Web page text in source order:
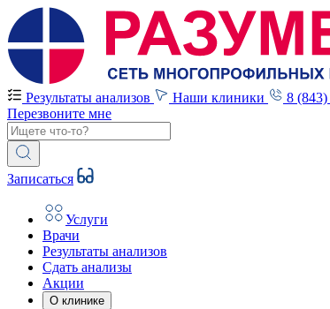
Результаты анализов Наши клиники 8
Перезвоните мне
Записаться
Услуги
Врачи
Результаты анализов
Сдать анализы
Акции
О клинике